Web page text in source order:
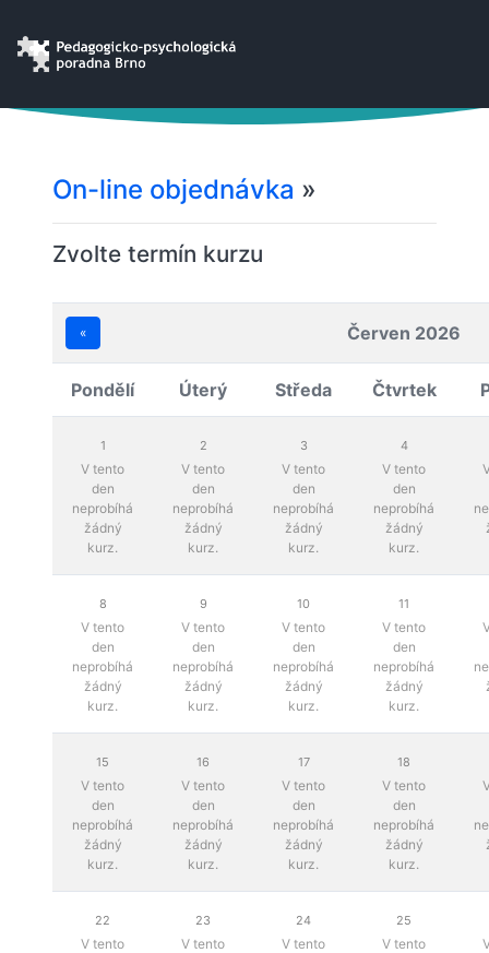
On-line objednávka »
Zvolte termín kurzu
« Červen 2026
Pondělí Úterý Středa Čtvrtek
1
V tento
den
neprobíhá
žádný
kurz.
2
V tento
den
neprobíhá
žádný
kurz.
3
V tento
den
neprobíhá
žádný
kurz.
4
V tento
den
neprobíhá
žádný
kurz.
8
V tento
den
neprobíhá
žádný
kurz.
9
V tento
den
neprobíhá
žádný
kurz.
10
V tento
den
neprobíhá
žádný
kurz.
11
V tento
den
neprobíhá
žádný
kurz.
15
V tento
den
neprobíhá
žádný
kurz.
16
V tento
den
neprobíhá
žádný
kurz.
17
V tento
den
neprobíhá
žádný
kurz.
18
V tento
den
neprobíhá
žádný
kurz.
22
V tento
23
V tento
24
V tento
25
V tento